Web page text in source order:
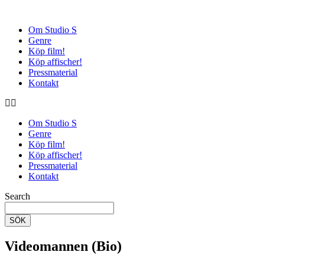
Om Studio S
Genre
Köp film!
Köp affischer!
Pressmaterial
Kontakt
Om Studio S
Genre
Köp film!
Köp affischer!
Pressmaterial
Kontakt
Search
SÖK
Videomannen (Bio)